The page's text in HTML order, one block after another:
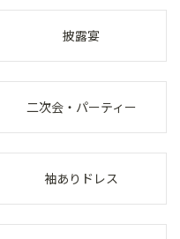
披露宴
二次会・パーティー
袖ありドレス